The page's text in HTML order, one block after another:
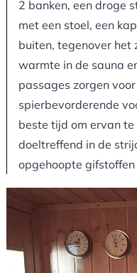
2 banken, een droge
met een stoel, een
buiten, tegenover het
warmte in de sauna
passages zorgen
spierbevorderende
beste tijd om ervan te
doeltreffend in de
opgehoopte